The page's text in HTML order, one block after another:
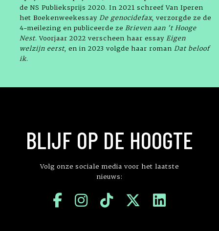
de NS Publieksprijs 2020. In 2021 schreef Van Iperen
het Boekenweekessay De genocidefax, verzorgde ze de
4-meilezing en publiceerde ze Brieven aan 't Hooge
Nest. Voorjaar 2022 verscheen haar essay Eigen
welzijn eerst, en in 2023 volgde haar roman Dat beloof
ik.
BLIJF OP DE HOOGTE
Volg onze sociale media voor het laatste
nieuws: